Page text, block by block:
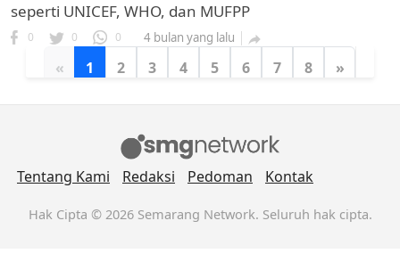
seperti UNICEF, WHO, dan MUFPP
0 0 0 4 bulan yang lalu 
« 1 2 3 4 5 6 7 8 »
Tentang Kami Redaksi Pedoman Kontak
Hak Cipta © 2026 Semarang Network. Seluruh hak cipta.